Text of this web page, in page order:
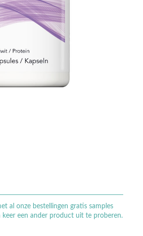
al onze bestellingen gratis samples
keer een ander product uit te proberen.